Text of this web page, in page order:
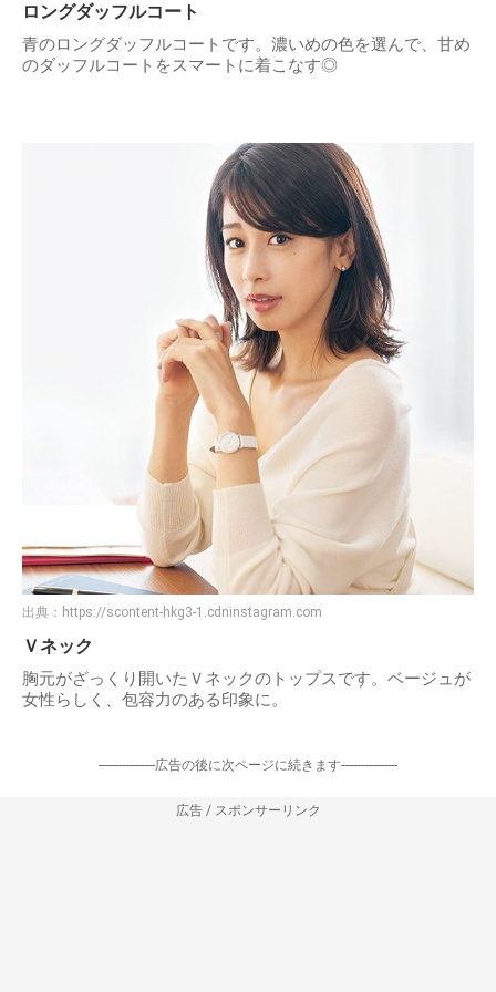
ロングダッフルコート
青のロングダッフルコートです。濃いめの色を選んで、甘め
のダッフルコートをスマートに着こなす◎
出典： https://scontent-hkg3-1.cdninstagram.com
Ｖネック
胸元がざっくり開いたＶネックのトップスです。ベージュが
女性らしく、包容力のある印象に。
-----------------広告の後に次ページに続きます-----------------
広告 / スポンサーリンク